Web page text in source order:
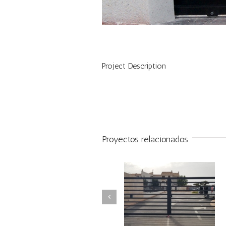
Project Description
Proyectos relacionados